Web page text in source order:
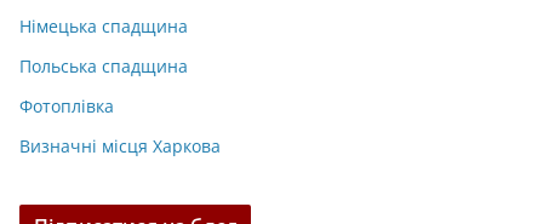
Німецька спадщина
Польська спадщина
Фотоплівка
Визначні місця Харкова